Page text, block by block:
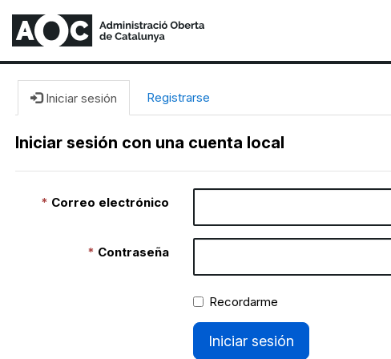
Iniciar sesión Registrarse
Iniciar sesión con una cuenta local
Correo electrónico
Contraseña
Recordarme
Iniciar sesión